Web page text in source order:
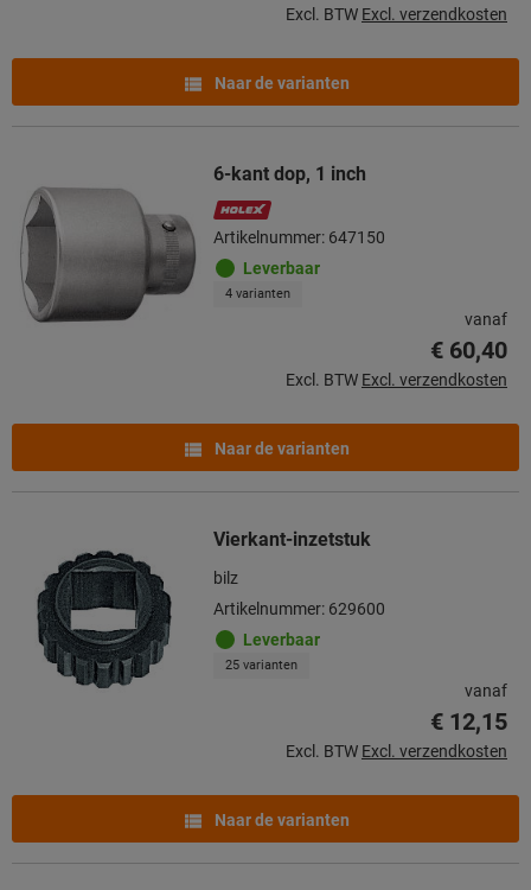
Excl. BTW Excl. verzendkosten
Naar de varianten
6-kant dop, 1 inch
Artikelnummer: 647150
Leverbaar
4 varianten
vanaf
€ 60,40
Excl. BTW Excl. verzendkosten
Naar de varianten
Vierkant-inzetstuk
bilz
Artikelnummer: 629600
Leverbaar
25 varianten
vanaf
€ 12,15
Excl. BTW Excl. verzendkosten
Naar de varianten